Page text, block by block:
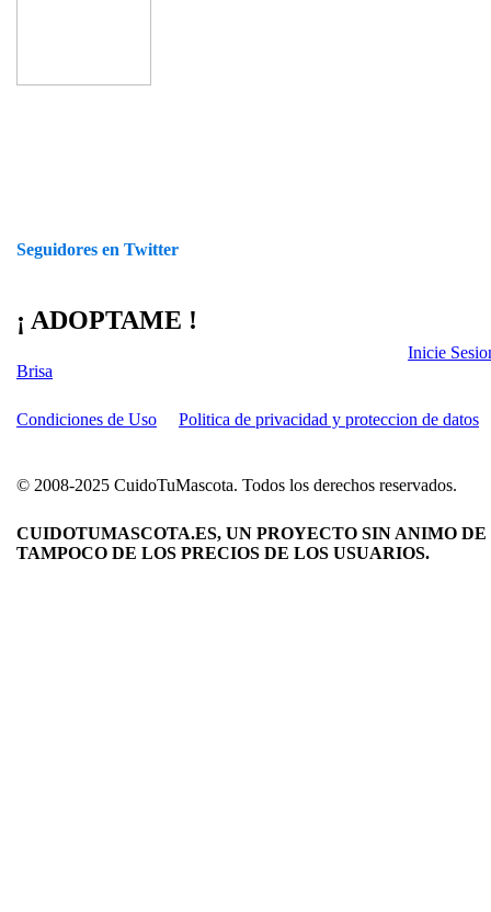
Seguidores en Twitter
¡ ADOPTAME !
Brisa
Inicie
Condiciones de Uso Politica de privacidad y proteccion de datos
© 2008-2025 CuidoTuMascota. Todos los derechos reservados.
CUIDOTUMASCOTA.ES, UN PROYECTO SIN ANIMO
TAMPOCO DE LOS PRECIOS DE LOS USUARIOS.